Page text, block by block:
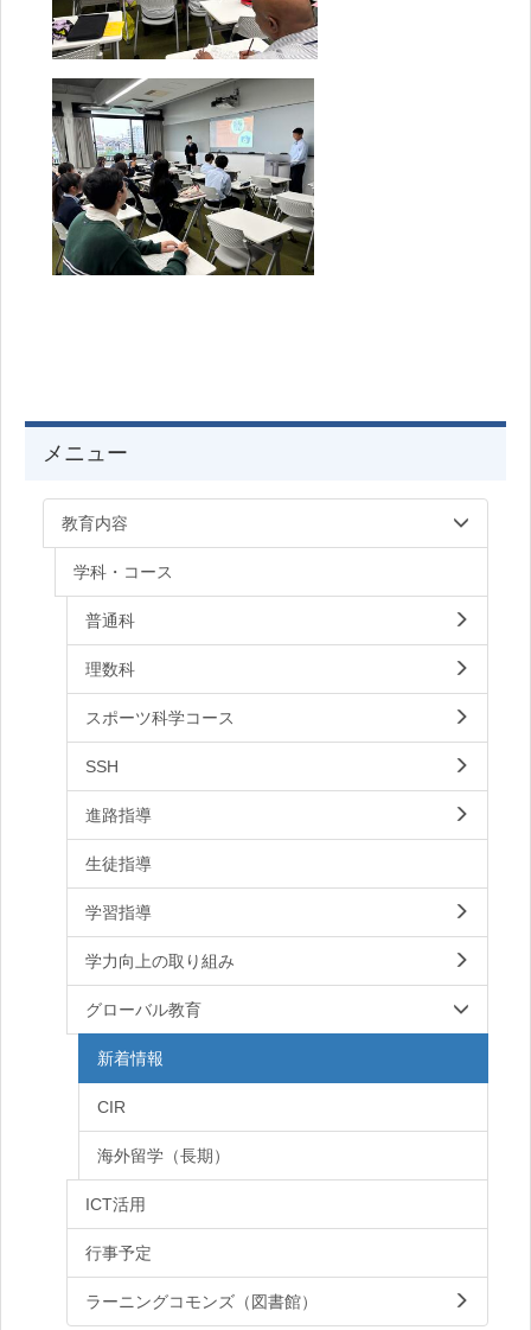
メニュー
教育内容
学科・コース
普通科
理数科
スポーツ科学コース
SSH
進路指導
生徒指導
学習指導
学力向上の取り組み
グローバル教育
新着情報
CIR
海外留学（長期）
ICT活用
行事予定
ラーニングコモンズ（図書館）